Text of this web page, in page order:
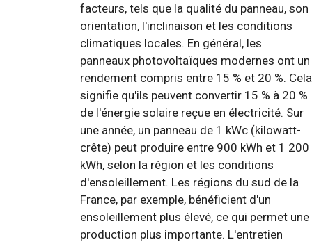
facteurs, tels que la qualité du panneau, son
orientation, l'inclinaison et les conditions
climatiques locales. En général, les
panneaux photovoltaïques modernes ont un
rendement compris entre 15 % et 20 %. Cela
signifie qu'ils peuvent convertir 15 % à 20 %
de l'énergie solaire reçue en électricité. Sur
une année, un panneau de 1 kWc (kilowatt-
crête) peut produire entre 900 kWh et 1 200
kWh, selon la région et les conditions
d'ensoleillement. Les régions du sud de la
France, par exemple, bénéficient d'un
ensoleillement plus élevé, ce qui permet une
production plus importante. L'entretien